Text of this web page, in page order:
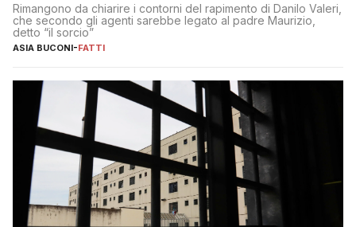
Rimangono da chiarire i contorni del rapimento di Danilo Valeri,
che secondo gli agenti sarebbe legato al padre Maurizio,
detto “il sorcio”
ASIA BUCONI-FATTI